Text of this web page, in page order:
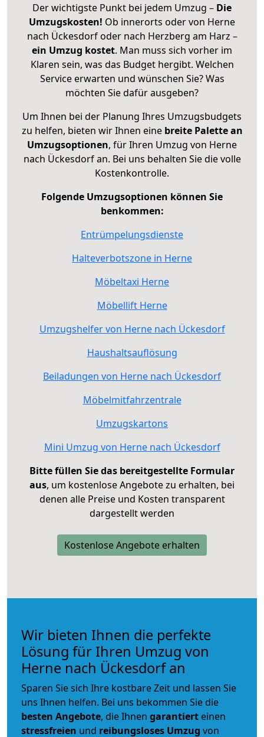
Der wichtigste Punkt bei jedem Umzug – Die
Umzugskosten! Ob innerorts oder von Herne
nach Ückesdorf oder nach Herzberg am Harz –
ein Umzug kostet. Man muss sich vorher im
Klaren sein, was das Budget hergibt. Welchen
Service erwarten und wünschen Sie? Was
möchten Sie dafür ausgeben?
Um Ihnen bei der Planung Ihres Umzugsbudgets
zu helfen, bieten wir Ihnen eine breite Palette an
Umzugsoptionen, für Ihren Umzug von Herne
nach Ückesdorf an. Bei uns behalten Sie die volle
Kostenkontrolle.
Folgende Umzugsoptionen können Sie
benkommen:
Entrümpelungsdienste
Halteverbotszone in Herne
Möbeltaxi Herne
Möbellift Herne
Umzugshelfer von Herne nach Ückesdorf
Haushaltsauflösung
Beiladungen von Herne nach Ückesdorf
Möbelmitfahrzentrale
Umzugskartons
Mini Umzug von Herne nach Ückesdorf
Bitte füllen Sie das bereitgestellte Formular
aus, um kostenlose Angebote zu erhalten, bei
denen alle Preise und Kosten transparent
dargestellt werden
Kostenlose Angebote erhalten
Wir bieten Ihnen die perfekte
Lösung für Ihren Umzug von
Herne nach Ückesdorf an
Sparen Sie sich Ihre kostbare Zeit und lassen Sie
uns Ihnen helfen. Bei uns bekommen Sie die
besten Angebote, die Ihnen garantiert einen
stressfreien und reibungsloses Umzug von